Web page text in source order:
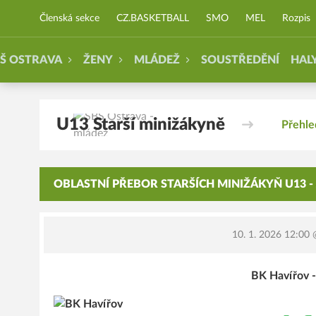
Členská sekce CZ.BASKETBALL SMO MEL Rozpis
OSTRAVA ŽENY MLÁDEŽ SOUSTŘEDĚNÍ
U13 Starší minižákyně
OBLASTNÍ PŘEBOR STARŠÍCH MINIŽÁKYŇ U13
10. 1. 2026 12:00
BK Havířov